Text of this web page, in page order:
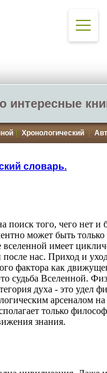
интересные
Хронологический
словарь.